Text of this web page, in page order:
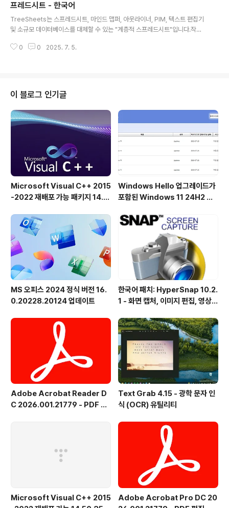
같은 모바일 장치에서 생각을 편집하거나 검색할 수 있습
니다.노트는 일반 텍스트 마크다운 파일로 저장되며 Next
cloud의 파일 동기화 기능과 동기화됩니다. 물론 Syncin
g 또는 Dropbox와 같은 다른 소프트웨어도 사용할 수 있
습니다.Nextcloud / ..
프레드시트 - 한국어
TreeSheets는 스프레드시트, 마인드 맵퍼, 아웃라이너, PIM, 텍스트 편집기
및 소규모 데이터베이스를 대체할 수 있는 "계층적 스프레드시트"입니다.작업
집, 정보 발표 등 모든 종류의 데이터 조직에 적합합니다.스프레드시트와 비슷
습니다.리눅스 Ubuntu에 TreeSheets 설치는 터미널 (Ctrl+Alt+T)을 열고
다음 설치 명령을 실행합니다:sudo apt install treesheets..
0 0 2025. 7. 5.
이 블로그 인기글
Microsoft Visual C++ 2015
-2022 재배포 가능 패키지 14.5
Windows Hello 업그레이드가
포함된 Windows 11 24H2 및
출시
MS 오피스 2024 정식 버전 16.
0.20228.20124 업데이트
한국어 패치: HyperSnap 10.2.
1 - 화면 캡처, 이미지 편집, 영상
Adobe Acrobat Reader D
C 2026.001.21779 - PDF 뷰
Text Grab 4.15 - 광학 문자 인
식 (OCR) 유틸리티
Microsoft Visual C++ 2015
Adobe Acrobat Pro DC 20